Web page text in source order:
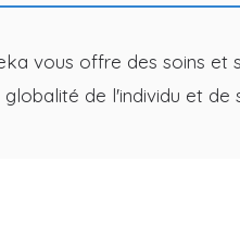
vous offre des soins et
de l'individu et de